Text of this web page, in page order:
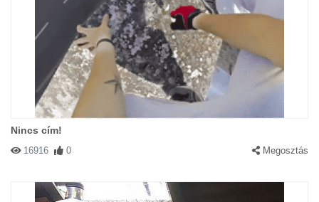
Nincs cím!
16916 0 Megosztás